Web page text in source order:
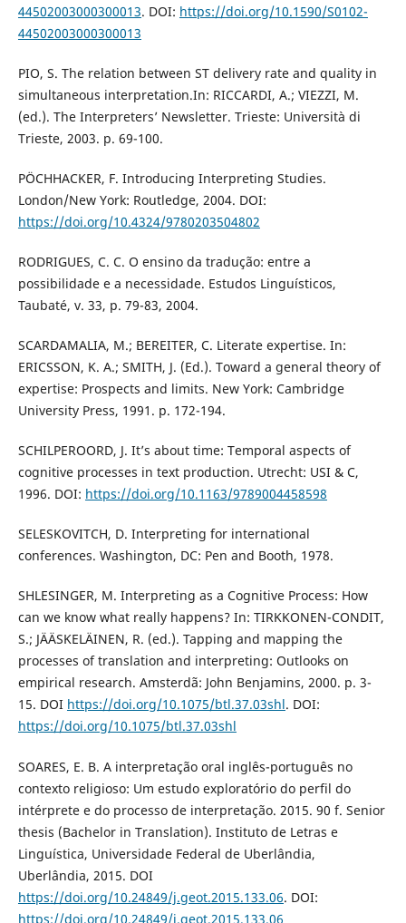
44502003000300013. DOI: https://doi.org/10.1590/S0102-
44502003000300013
PIO, S. The relation between ST delivery rate and quality in
simultaneous interpretation.In: RICCARDI, A.; VIEZZI, M.
(ed.). The Interpreters’ Newsletter. Trieste: Università di
Trieste, 2003. p. 69-100.
PÖCHHACKER, F. Introducing Interpreting Studies.
London/New York: Routledge, 2004. DOI:
https://doi.org/10.4324/9780203504802
RODRIGUES, C. C. O ensino da tradução: entre a
possibilidade e a necessidade. Estudos Linguísticos,
Taubaté, v. 33, p. 79-83, 2004.
SCARDAMALIA, M.; BEREITER, C. Literate expertise. In:
ERICSSON, K. A.; SMITH, J. (Ed.). Toward a general theory of
expertise: Prospects and limits. New York: Cambridge
University Press, 1991. p. 172-194.
SCHILPEROORD, J. It’s about time: Temporal aspects of
cognitive processes in text production. Utrecht: USI & C,
1996. DOI: https://doi.org/10.1163/9789004458598
SELESKOVITCH, D. Interpreting for international
conferences. Washington, DC: Pen and Booth, 1978.
SHLESINGER, M. Interpreting as a Cognitive Process: How
can we know what really happens? In: TIRKKONEN-CONDIT,
S.; JÄÄSKELÄINEN, R. (ed.). Tapping and mapping the
processes of translation and interpreting: Outlooks on
empirical research. Amsterdã: John Benjamins, 2000. p. 3-
15. DOI https://doi.org/10.1075/btl.37.03shl. DOI:
https://doi.org/10.1075/btl.37.03shl
SOARES, E. B. A interpretação oral inglês-português no
contexto religioso: Um estudo exploratório do perfil do
intérprete e do processo de interpretação. 2015. 90 f. Senior
thesis (Bachelor in Translation). Instituto de Letras e
Linguística, Universidade Federal de Uberlândia,
Uberlândia, 2015. DOI
https://doi.org/10.24849/j.geot.2015.133.06. DOI:
https://doi.org/10.24849/j.geot.2015.133.06